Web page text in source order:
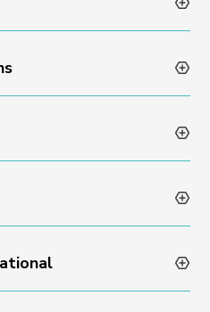
par des professionnels en
fin de formation via un quizz
échange avec l’équipe
48 heures
de formation : NA
: NA